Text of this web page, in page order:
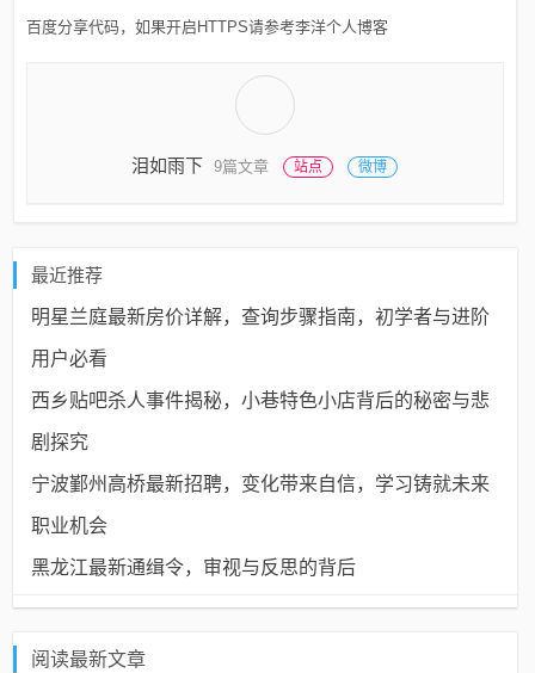
百度分享代码，如果开启HTTPS请参考李洋个人博客
泪如雨下 9篇文章 站点 微博
最近推荐
明星兰庭最新房价详解，查询步骤指南，初学者与进阶
用户必看
西乡贴吧杀人事件揭秘，小巷特色小店背后的秘密与悲
剧探究
宁波鄞州高桥最新招聘，变化带来自信，学习铸就未来
职业机会
黑龙江最新通缉令，审视与反思的背后
阅读最新文章